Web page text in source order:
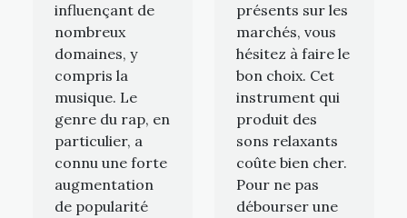
influençant de
nombreux
domaines, y
compris la
musique. Le
genre du rap, en
particulier, a
connu une forte
augmentation
de popularité
présents sur les
marchés, vous
hésitez à faire le
bon choix. Cet
instrument qui
produit des
sons relaxants
coûte bien cher.
Pour ne pas
débourser une